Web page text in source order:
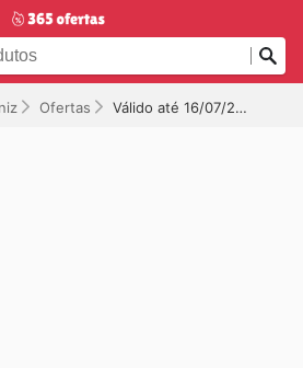
Ofertas Válido até 16/07/2026